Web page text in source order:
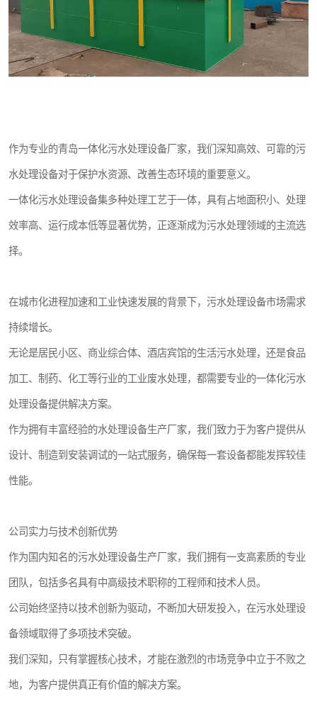
作为专业的青岛一体化污水处理设备厂家，我们深知高效、可靠的污
水处理设备对于保护水资源、改善生态环境的重要意义。
一体化污水处理设备集多种处理工艺于一体，具有占地面积小、处理
效率高、运行成本低等显著优势，正逐渐成为污水处理领域的主流选
择。
在城市化进程加速和工业快速发展的背景下，污水处理设备市场需求
持续增长。
无论是居民小区、商业综合体、酒店宾馆的生活污水处理，还是食品
加工、制药、化工等行业的工业废水处理，都需要专业的一体化污水
处理设备提供解决方案。
作为拥有丰富经验的水处理设备生产厂家，我们致力于为客户提供从
设计、制造到安装调试的一站式服务，确保每一套设备都能发挥较佳
性能。
公司实力与技术创新优势
作为国内知名的污水处理设备生产厂家，我们拥有一支高素质的专业
团队，包括多名具有中高级技术职称的工程师和技术人员。
公司始终坚持以技术创新为驱动，不断加大研发投入，在污水处理设
备领域取得了多项技术突破。
我们深知，只有掌握核心技术，才能在激烈的市场竞争中立于不败之
地，为客户提供真正有价值的解决方案。